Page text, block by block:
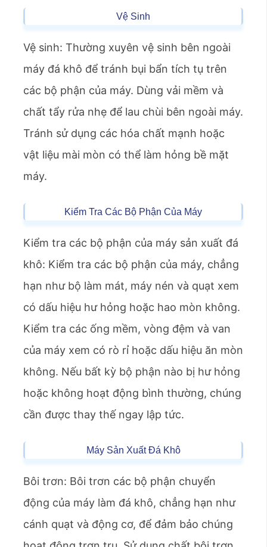
Vệ Sinh
Vệ sinh: Thường xuyên vệ sinh bên ngoài
máy đá khô để tránh bụi bẩn tích tụ trên
các bộ phận của máy. Dùng vải mềm và
chất tẩy rửa nhẹ để lau chùi bên ngoài máy.
Tránh sử dụng các hóa chất mạnh hoặc
vật liệu mài mòn có thể làm hỏng bề mặt
máy.
Kiểm Tra Các Bộ Phận Của Máy
Kiểm tra các bộ phận của máy sản xuất đá
khô: Kiểm tra các bộ phận của máy, chẳng
hạn như bộ làm mát, máy nén và quạt xem
có dấu hiệu hư hỏng hoặc hao mòn không.
Kiểm tra các ống mềm, vòng đệm và van
của máy xem có rò rỉ hoặc dấu hiệu ăn mòn
không. Nếu bất kỳ bộ phận nào bị hư hỏng
hoặc không hoạt động bình thường, chúng
cần được thay thế ngay lập tức.
Máy Sản Xuất Đá Khô
Bôi trơn: Bôi trơn các bộ phận chuyển
động của máy làm đá khô, chẳng hạn như
cánh quạt và động cơ, để đảm bảo chúng